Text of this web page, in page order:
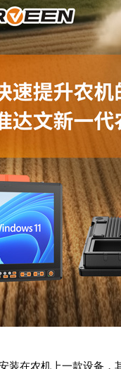
装在农机上一款设备